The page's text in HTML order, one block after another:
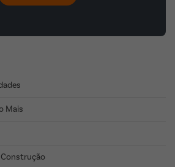
Mais
Construção